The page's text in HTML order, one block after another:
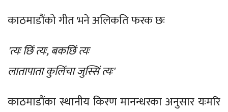
काठमाडौंको गीत भने अलिकति फरक छः
'त्यः छिं त्यः, बकछिं त्यः
लातापाता कुलिंचा जुस्सिं त्यः'
काठमाडौंका स्थानीय किरण मानन्धरका अनुसार यःमरि